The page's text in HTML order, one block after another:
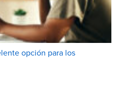
opción para los